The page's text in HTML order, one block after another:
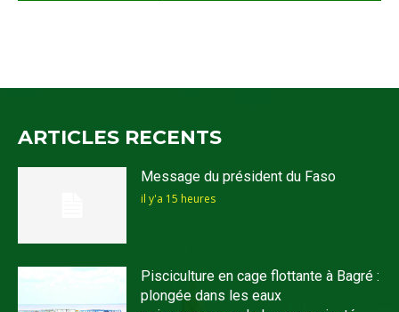
ARTICLES RECENTS
Message du président du Faso
il y'a 15 heures
Pisciculture en cage flottante à Bagré :
plongée dans les eaux